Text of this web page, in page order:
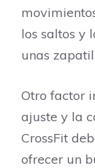
los saltos y
unas
Otro factor
ajuste y la
CrossFit
ofrecer un